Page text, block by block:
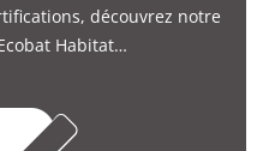
découvrez notre
Habitat…